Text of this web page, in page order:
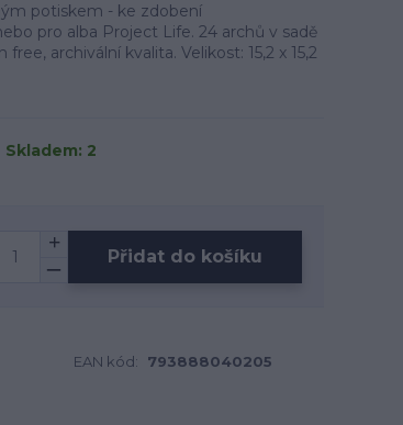
potiskem - ke zdobení
pro alba Project Life. 24 archů v sadě
archivální kvalita. Velikost: 15,2 x 15,2
Skladem: 2
Přidat do košíku
EAN kód:
793888040205